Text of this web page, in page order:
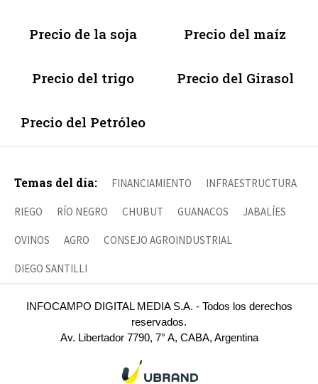
Precio de la soja Precio del maíz
Precio del trigo Precio del Girasol
Precio del Petróleo
Temas del día: FINANCIAMIENTO INFRAESTRUCTURA
RIEGO RÍO NEGRO CHUBUT GUANACOS JABALÍES
OVINOS AGRO CONSEJO AGROINDUSTRIAL
DIEGO SANTILLI
INFOCAMPO DIGITAL MEDIA S.A. - Todos los derechos
reservados.
Av. Libertador 7790, 7° A, CABA, Argentina